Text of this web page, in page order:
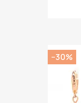
−30%